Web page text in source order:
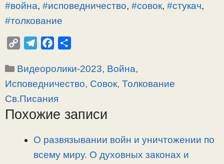
#война, #исповедничество, #совок, #стукач,
#толкование
p
y
L
n
l
e
a
c
e
o
п
р
и
Рубрики
Видеоролики-2023, Война,
Исповедничество, Совок, Толкование
Св.Писания
Похожие записи
О развязывании войн и уничтожении по
всему миру. О духовных законах и